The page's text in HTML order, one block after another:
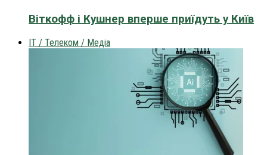
Віткофф і Кушнер вперше приїдуть у Київ
IT / Телеком / Медіа